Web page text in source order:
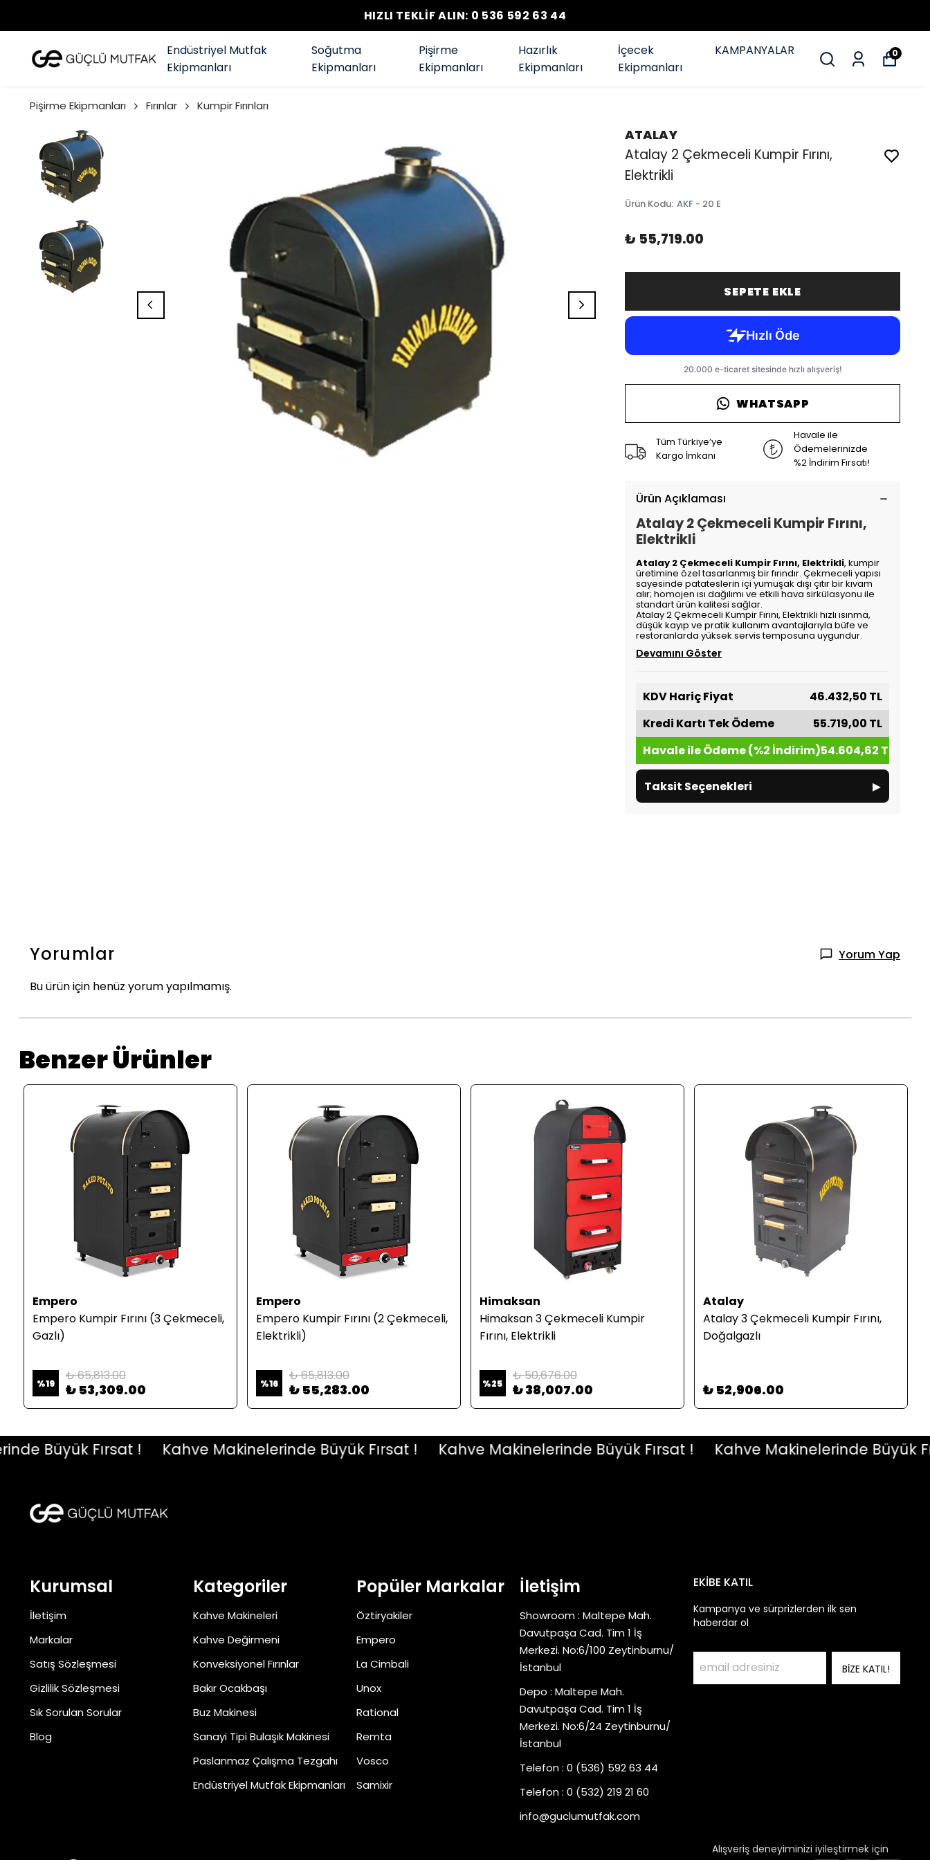
HIZLI TEKLİF ALIN: 0 536 592 63 44
Endüstriyel Mutfak
Ekipmanları
Soğutma
Ekipmanları
Pişirme
Ekipmanları
Hazırlık
Ekipmanları
İçecek
Ekipmanları
KAMPANYALAR 0
Alışveriş deneyiminizi iyileştirmek için
Pişirme Ekipmanları Fırınlar Kumpir Fırınları
ATALAY
Atalay 2 Çekmeceli Kumpir Fırını,
Elektrikli
Ürün Kodu: AKF - 20 E
₺ 55,719.00
SEPETE EKLE
WHATSAPP
Tüm Türkiye’ye
Kargo İmkanı
Havale ile
Ödemelerinizde
%2 İndirim Fırsatı!
Ürün Açıklaması
Atalay 2 Çekmeceli Kumpir Fırını,
Elektrikli
Atalay 2 Çekmeceli Kumpir Fırını, Elektrikli, kumpir
üretimine özel tasarlanmış bir fırındır. Çekmeceli yapısı
sayesinde patateslerin içi yumuşak dışı çıtır bir kıvam
alır; homojen ısı dağılımı ve etkili hava sirkülasyonu ile
standart ürün kalitesi sağlar.
Atalay 2 Çekmeceli Kumpir Fırını, Elektrikli hızlı ısınma,
düşük kayıp ve pratik kullanım avantajlarıyla büfe ve
restoranlarda yüksek servis temposuna uygundur.
Devamını Göster
KDV Hariç Fiyat
46.432,50 TL
Kredi Kartı Tek Ödeme
55.719,00 TL
Havale ile Ödeme (%2 İndirim)54.604,62 TL
Taksit Seçenekleri ▸
Yorumlar Yorum Yap
Bu ürün için henüz yorum yapılmamış.
Benzer Ürünler
Empero
Empero Kumpir Fırını (3 Çekmeceli,
Gazlı)
%19 ₺ 65,813.00
₺ 53,309.00
Empero
Empero Kumpir Fırını (2 Çekmeceli,
Elektrikli)
%16 ₺ 65,813.00
₺ 55,283.00
Himaksan
Himaksan 3 Çekmeceli Kumpir
Fırını, Elektrikli
%25 ₺ 50,676.00
₺ 38,007.00
Atalay
Atalay 3 Çekmeceli Kumpir Fırını,
Doğalgazlı
₺ 52,906.00
Büyük Fırsat ! Kahve Makinelerinde Büyük Fırsat ! Kahve Makinelerinde Büyük Fırsat ! Kahve Makinelerinde Büyük
Kurumsal
İletişim
Markalar
Satış Sözleşmesi
Gizlilik Sözleşmesi
Sık Sorulan Sorular
Blog
Kategoriler
Kahve Makineleri
Kahve Değirmeni
Konveksiyonel Fırınlar
Bakır Ocakbaşı
Buz Makinesi
Sanayi Tipi Bulaşık Makinesi
Paslanmaz Çalışma Tezgahı
Endüstriyel Mutfak Ekipmanları
Popüler Markalar
Öztiryakiler
Empero
La Cimbali
Unox
Rational
Remta
Vosco
Samixir
İletişim
Showroom : Maltepe Mah.
Davutpaşa Cad. Tim 1 İş
Merkezi. No:6/100 Zeytinburnu/
İstanbul
Depo : Maltepe Mah.
Davutpaşa Cad. Tim 1 İş
Merkezi. No:6/24 Zeytinburnu/
İstanbul
Telefon : 0 (536) 592 63 44
Telefon : 0 (532) 219 21 60
info@guclumutfak.com
EKİBE KATIL
Kampanya ve sürprizlerden ilk sen
haberdar ol
BİZE KATIL!